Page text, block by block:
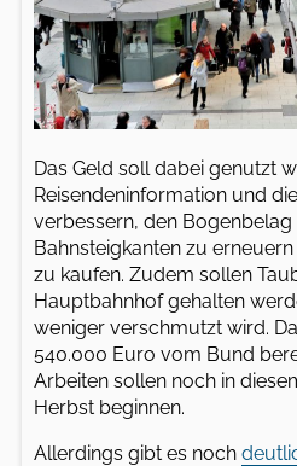
Das Geld soll dabei genutzt
Reisendeninformation und
verbessern, den Bogenbelag
Bahnsteigkanten zu
zu kaufen. Zudem sollen
Hauptbahnhof gehalten
weniger verschmutzt wird.
540.000 Euro vom Bund
Arbeiten sollen noch in
Herbst beginnen.
Allerdings gibt es noch